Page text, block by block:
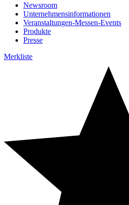
Newsroom
Unternehmensinformationen
Veranstaltungen-Messen-Events
Produkte
Presse
Merkliste